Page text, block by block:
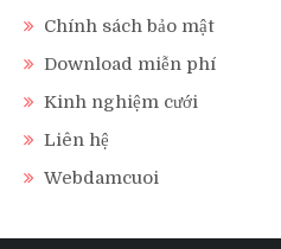
Chính sách bảo mật
Download miễn phí
Kinh nghiệm cưới
Liên hệ
Webdamcuoi